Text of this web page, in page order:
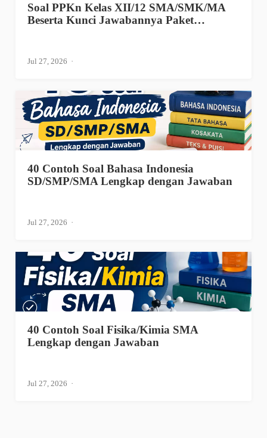
Soal PPKn Kelas XII/12 SMA/SMK/MA
Beserta Kunci Jawabannya Paket…
Jul 27, 2026
40 Contoh Soal Bahasa Indonesia
SD/SMP/SMA Lengkap dengan Jawaban
Jul 27, 2026
40 Contoh Soal Fisika/Kimia SMA
Lengkap dengan Jawaban
Jul 27, 2026